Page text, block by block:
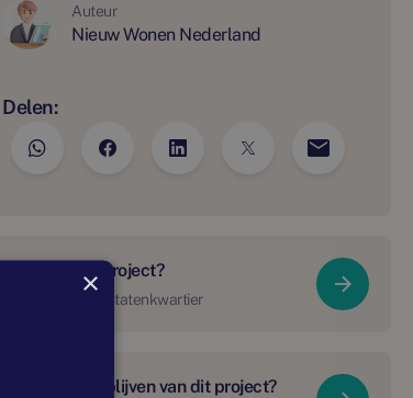
Auteur
Nieuw Wonen Nederland
Delen:
Meer over dit project?
Bekijk De Frank, Statenkwartier
Op de hoogte blijven van dit project?
×